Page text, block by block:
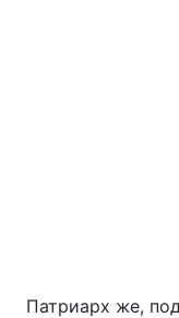
Патриарх же,